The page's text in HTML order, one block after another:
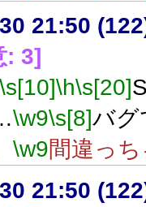
21:50
: 3]
\s[10]\h\s[20]
\w9\s[8]バグ
\w9間違っ
21:50